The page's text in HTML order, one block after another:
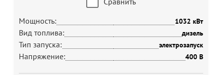
Мощность:
1032 кВт
Вид топлива: дизель
Тип запуска: электрозапуск
Напряжение: 400 В